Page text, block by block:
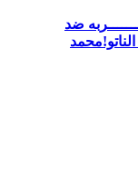
ضد